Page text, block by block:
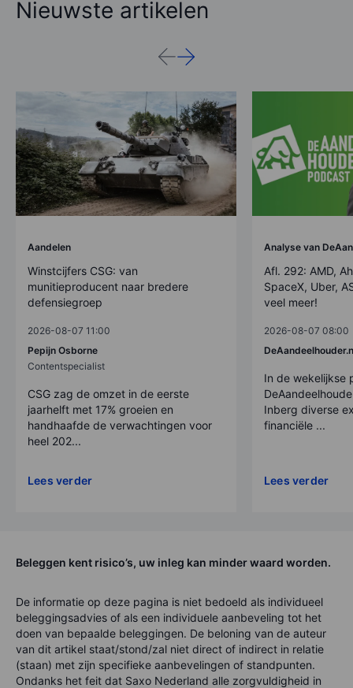
Nieuwste artikelen
Aandelen
Winstcijfers CSG: van
munitieproducent naar bredere
defensiegroep
2026-08-07 11:00
Pepijn Osborne
Contentspecialist
CSG zag de omzet in de eerste
jaarhelft met 17% groeien en
handhaafde de verwachtingen voor
heel 202...
Lees verder
Analyse van
Afl. 292: AMD,
SpaceX, Uber,
veel meer!
2026-08-07 08:00
In de wekelijkse
Inberg diverse
financiële ...
Lees verder
Beleggen kent risico’s, uw inleg kan minder waard worden.
De informatie op deze pagina is niet bedoeld als individueel
beleggingsadvies of als een individuele aanbeveling tot het
doen van bepaalde beleggingen. De beloning van de auteur
van dit artikel staat/stond/zal niet direct of indirect in relatie
(staan) met zijn specifieke aanbevelingen of standpunten.
Ondanks het feit dat Saxo Nederland alle zorgvuldigheid in